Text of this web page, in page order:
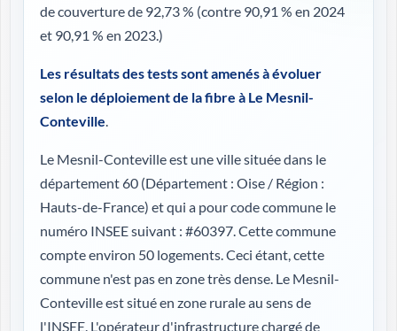
de couverture de 92,73 % (contre 90,91 % en 2024
et 90,91 % en 2023.)
Les résultats des tests sont amenés à évoluer
selon le déploiement de la fibre à Le Mesnil-
Conteville.
Le Mesnil-Conteville est une ville située dans le
département 60 (Département : Oise / Région :
Hauts-de-France) et qui a pour code commune le
numéro INSEE suivant : #60397. Cette commune
compte environ 50 logements. Ceci étant, cette
commune n'est pas en zone très dense. Le Mesnil-
Conteville est situé en zone rurale au sens de
l'INSEE. L'opérateur d'infrastructure chargé de